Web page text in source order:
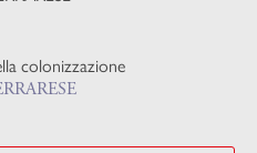
colonizzazione